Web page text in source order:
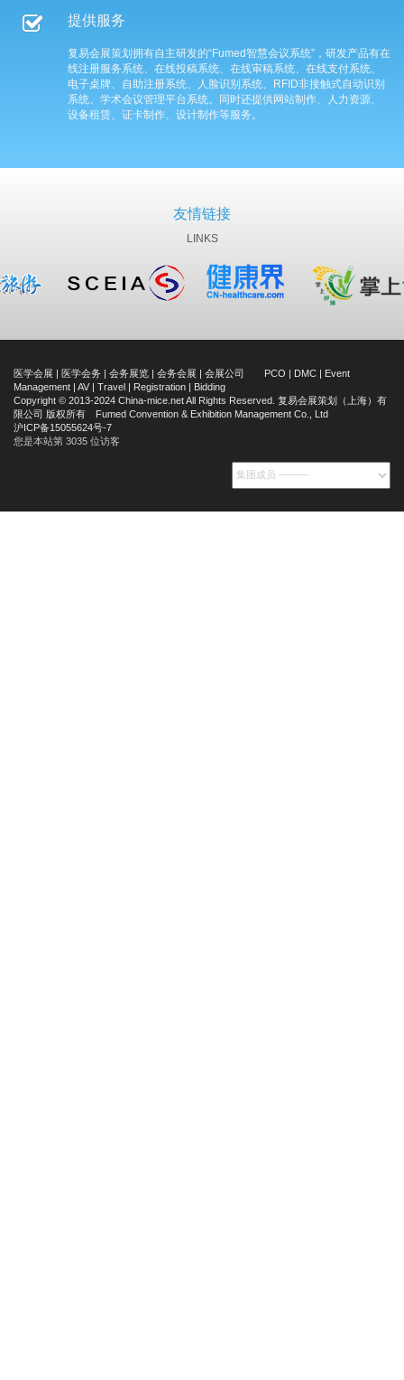
提供服务
复易会展策划拥有自主研发的“Fumed智慧会议系统”，研发产品有在
线注册服务系统、在线投稿系统、在线审稿系统、在线支付系统、
电子桌牌、自助注册系统、人脸识别系统、RFID非接触式自动识别
系统、学术会议管理平台系统。同时还提供网站制作、人力资源、
设备租赁、证卡制作、设计制作等服务。
友情链接
LINKS
医学会展 | 医学会务 | 会务展览 | 会务会展 | 会展公司 PCO | DMC | Event
Management | AV | Travel | Registration | Bidding
Copyright © 2013-2024 China-mice.net All Rights Reserved. 复易会展策划（上海）有
限公司 版权所有 Fumed Convention & Exhibition Management Co., Ltd
沪ICP备15055624号-7
您是本站第 3035 位访客